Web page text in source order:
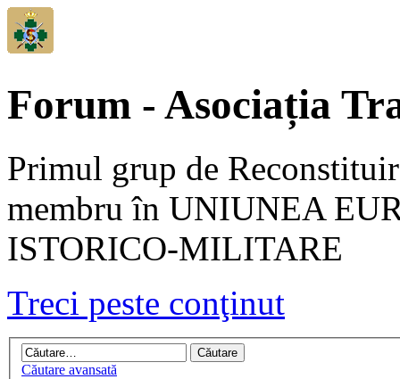
Forum - Asociația
Primul grup de
membru în UNIUNEA
ISTORICO-MILITARE
Treci peste conţinut
Căutare avansată